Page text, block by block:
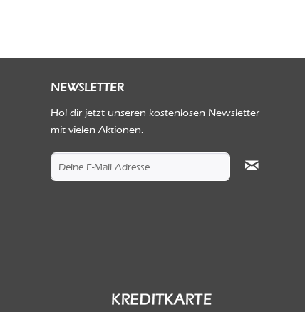
NEWSLETTER
Hol dir jetzt unseren kostenlosen Newsletter
mit vielen Aktionen.